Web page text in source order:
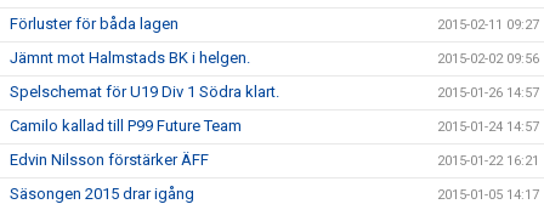
Förluster för båda lagen 2015-02-11 09:27
Jämnt mot Halmstads BK i helgen. 2015-02-02 09:56
Spelschemat för U19 Div 1 Södra klart. 2015-01-26 14:57
Camilo kallad till P99 Future Team 2015-01-24 14:57
Edvin Nilsson förstärker ÄFF 2015-01-22 16:21
Säsongen 2015 drar igång 2015-01-05 14:17